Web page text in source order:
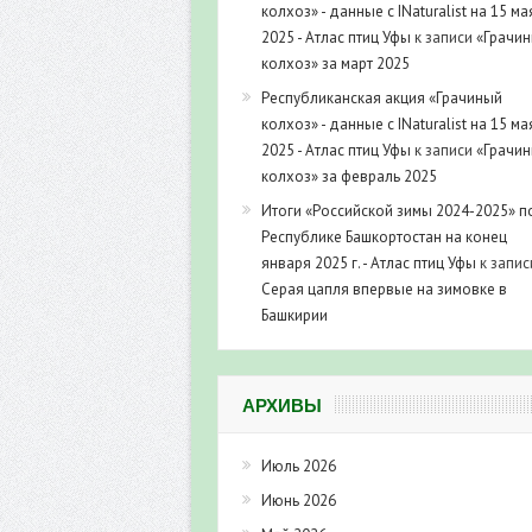
колхоз» - данные с INaturalist на 15
2025 - Атлас птиц Уфы к записи
колхоз» за март 2025
Республиканская акция «Грачиный
колхоз» - данные с INaturalist на 15
2025 - Атлас птиц Уфы к записи
колхоз» за февраль 2025
Итоги «Российской зимы 2024-2025»
Республике Башкортостан на конец
января 2025 г. - Атлас птиц Уфы к
Серая цапля впервые на зимовке в
Башкирии
АРХИВЫ
Июль 2026
Июнь 2026